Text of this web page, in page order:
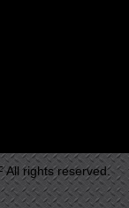
All rights reserved.